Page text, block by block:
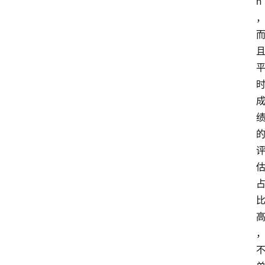
，
而
且
平
时
成
绩
的
评
估
占
比
高
，
不